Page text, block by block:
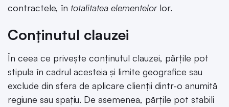
contractele, în totalitatea elementelorlor.
Conținutul clauzei
În ceea ce privește conținutul clauzei, părțile pot
stipula în cadrul acesteia și limite geografice sau
exclude din sfera de aplicare clienții dintr-o anumită
regiune sau spațiu. De asemenea, părțile pot stabili